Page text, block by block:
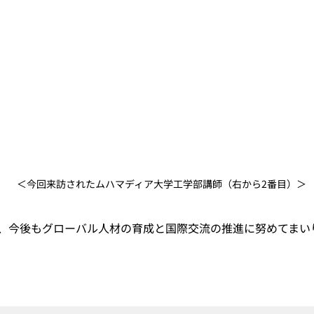
＜今回来訪されたムハマディア大学工学部講師（右から2番目） ＞
今後もグローバル人材の育成と国際交流の推進に努めてまい